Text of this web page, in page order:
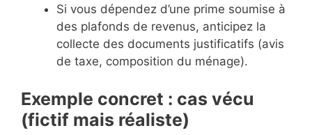
Si vous dépendez d’une prime soumise à
des plafonds de revenus, anticipez la
collecte des documents justificatifs (avis
de taxe, composition du ménage).
Exemple concret : cas vécu
(fictif mais réaliste)